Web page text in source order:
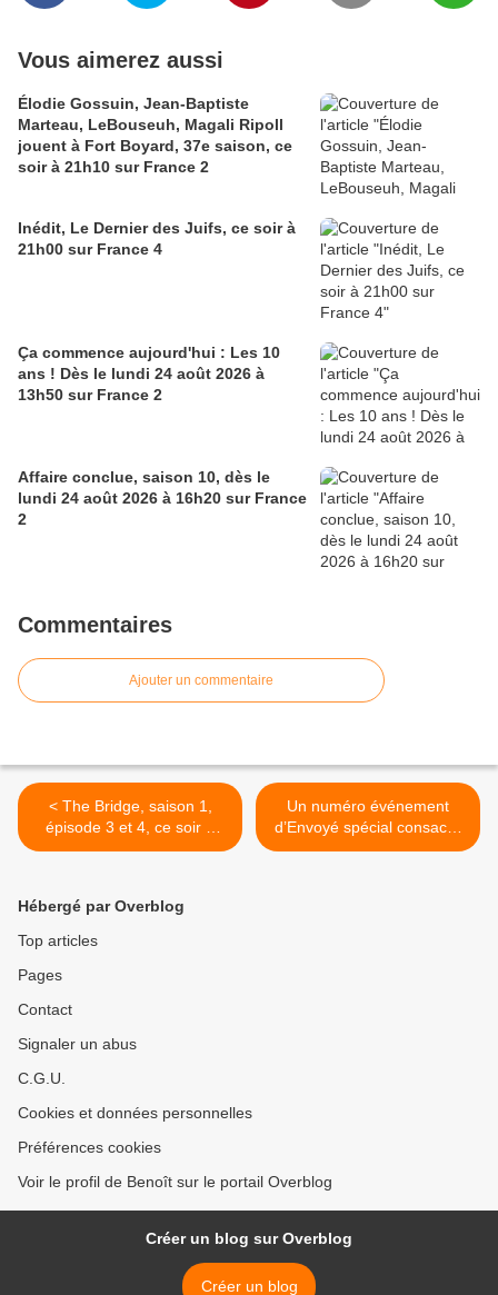
Vous aimerez aussi
Élodie Gossuin, Jean-Baptiste
Marteau, LeBouseuh, Magali Ripoll
jouent à Fort Boyard, 37e saison, ce
soir à 21h10 sur France 2
Inédit, Le Dernier des Juifs, ce soir à
21h00 sur France 4
Ça commence aujourd'hui : Les 10
ans ! Dès le lundi 24 août 2026 à
13h50 sur France 2
Affaire conclue, saison 10, dès le
lundi 24 août 2026 à 16h20 sur France
2
Commentaires
Ajouter un commentaire
< The Bridge, saison 1,
épisode 3 et 4, ce soir à
23h05 sur M6
Un numéro événement
d’Envoyé spécial consacré
au glyphosate, le jeudi
Hébergé par Overblog
Top articles
Pages
Contact
Signaler un abus
C.G.U.
Cookies et données personnelles
Préférences cookies
Voir le profil de Benoît sur le portail Overblog
Créer un blog sur Overblog
Créer un blog